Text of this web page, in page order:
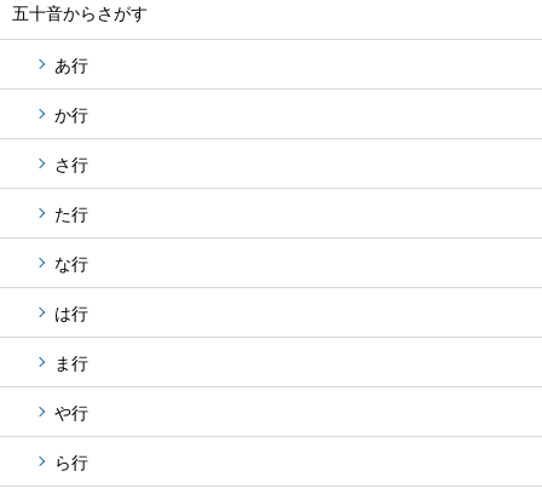
五十音からさがす
あ行
か行
さ行
た行
な行
は行
ま行
や行
ら行